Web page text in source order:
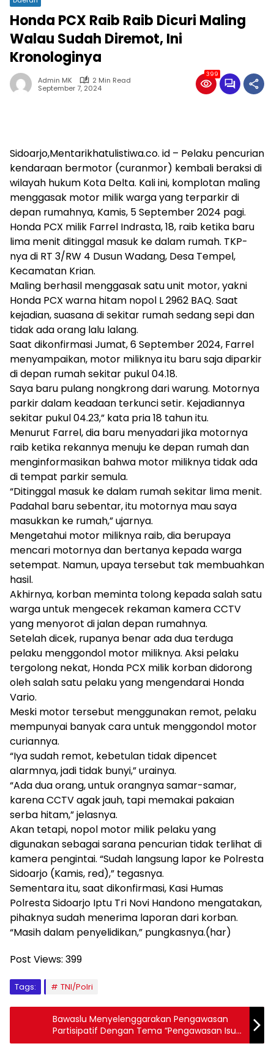
Honda PCX Raib Raib Dicuri Maling
Walau Sudah Diremot, Ini
Kronologinya
Admin MK
2 Min Read
September 7, 2024
399
Sidoarjo,Mentarikhatulistiwa.co. id – Pelaku pencurian
kendaraan bermotor (curanmor) kembali beraksi di
wilayah hukum Kota Delta. Kali ini, komplotan maling
menggasak motor milik warga yang terparkir di
depan rumahnya, Kamis, 5 September 2024 pagi.
Honda PCX milik Farrel Indrasta, 18, raib ketika baru
lima menit ditinggal masuk ke dalam rumah. TKP-
nya di RT 3/RW 4 Dusun Wadang, Desa Tempel,
Kecamatan Krian.
Maling berhasil menggasak satu unit motor, yakni
Honda PCX warna hitam nopol L 2962 BAQ. Saat
kejadian, suasana di sekitar rumah sedang sepi dan
tidak ada orang lalu lalang.
Saat dikonfirmasi Jumat, 6 September 2024, Farrel
menyampaikan, motor miliknya itu baru saja diparkir
di depan rumah sekitar pukul 04.18.
Saya baru pulang nongkrong dari warung. Motornya
parkir dalam keadaan terkunci setir. Kejadiannya
sekitar pukul 04.23,” kata pria 18 tahun itu.
Menurut Farrel, dia baru menyadari jika motornya
raib ketika rekannya menuju ke depan rumah dan
menginformasikan bahwa motor miliknya tidak ada
di tempat parkir semula.
“Ditinggal masuk ke dalam rumah sekitar lima menit.
Padahal baru sebentar, itu motornya mau saya
masukkan ke rumah,” ujarnya.
Mengetahui motor miliknya raib, dia berupaya
mencari motornya dan bertanya kepada warga
setempat. Namun, upaya tersebut tak membuahkan
hasil.
Akhirnya, korban meminta tolong kepada salah satu
warga untuk mengecek rekaman kamera CCTV
yang menyorot di jalan depan rumahnya.
Setelah dicek, rupanya benar ada dua terduga
pelaku menggondol motor miliknya. Aksi pelaku
tergolong nekat, Honda PCX milik korban didorong
oleh salah satu pelaku yang mengendarai Honda
Vario.
Meski motor tersebut menggunakan remot, pelaku
mempunyai banyak cara untuk menggondol motor
curiannya.
“Iya sudah remot, kebetulan tidak dipencet
alarmnya, jadi tidak bunyi,” urainya.
“Ada dua orang, untuk orangnya samar-samar,
karena CCTV agak jauh, tapi memakai pakaian
serba hitam,” jelasnya.
Akan tetapi, nopol motor milik pelaku yang
digunakan sebagai sarana pencurian tidak terlihat di
kamera pengintai. “Sudah langsung lapor ke Polresta
Sidoarjo (Kamis, red),” tegasnya.
Sementara itu, saat dikonfirmasi, Kasi Humas
Polresta Sidoarjo Iptu Tri Novi Handono mengatakan,
pihaknya sudah menerima laporan dari korban.
“Masih dalam penyelidikan,” pungkasnya.(har)
Post Views: 399
Tags: TNI/Polri
Bawaslu Menyelenggarakan Pengawasan
Partisipatif Dengan Tema “Pengawasan Isu-
Isu Negatif